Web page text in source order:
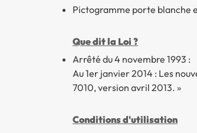
Pictogramme porte blanche
Que dit la Loi ?
Arrêté du 4 novembre 1993 :
Au 1er janvier 2014 : Les
7010, version avril 2013. »
Conditions d'utilisation